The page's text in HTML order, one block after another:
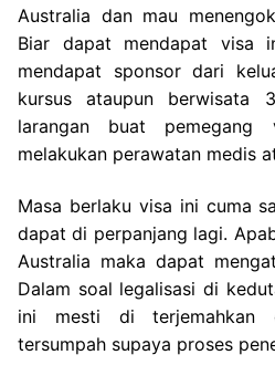
Australia dan mau
Biar dapat mendapat visa
mendapat sponsor dari
kursus ataupun berwisata
larangan buat
melakukan perawatan medis
Masa berlaku visa ini cuma
dapat di perpanjang lagi.
Australia maka dapat
Dalam soal legalisasi di
ini mesti di terjemahkan
tersumpah supaya proses